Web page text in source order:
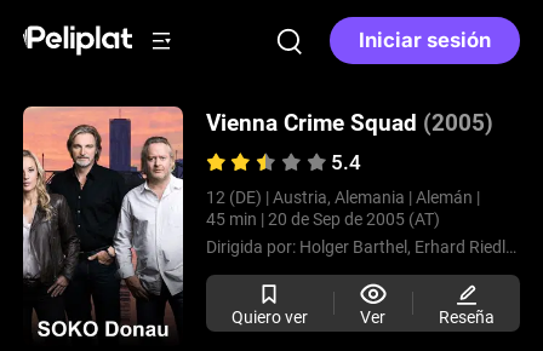
Iniciar sesión
Vienna Crime Squad (2005)
5.4
12 (DE) | Austria, Alemania | Alemán |
45 min | 20 de Sep de 2005 (AT)
Dirigida por: Holger Barthel, Erhard Riedlsperger,
Quiero ver Ver Reseña